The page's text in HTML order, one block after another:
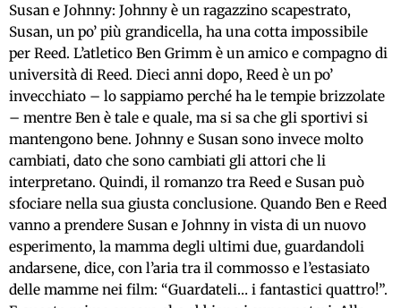
Susan e Johnny: Johnny è un ragazzino scapestrato,
Susan, un po’ più grandicella, ha una cotta impossibile
per Reed. L’atletico Ben Grimm è un amico e compagno di
università di Reed. Dieci anni dopo, Reed è un po’
invecchiato – lo sappiamo perché ha le tempie brizzolate
– mentre Ben è tale e quale, ma si sa che gli sportivi si
mantengono bene. Johnny e Susan sono invece molto
cambiati, dato che sono cambiati gli attori che li
interpretano. Quindi, il romanzo tra Reed e Susan può
sfociare nella sua giusta conclusione. Quando Ben e Reed
vanno a prendere Susan e Johnny in vista di un nuovo
esperimento, la mamma degli ultimi due, guardandoli
andarsene, dice, con l’aria tra il commosso e l’estasiato
delle mamme nei film: “Guardateli… i fantastici quattro!”.